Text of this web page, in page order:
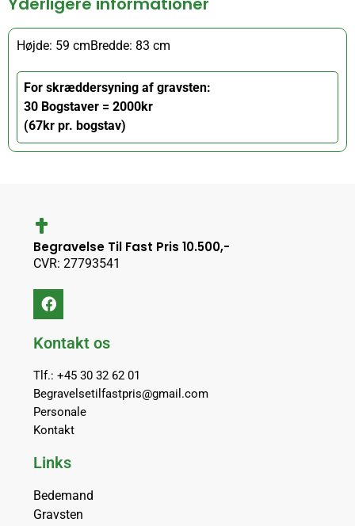
Højde: 59 cmBredde: 83 cm
For skræddersyning af gravsten:
30 Bogstaver = 2000kr
(67kr pr. bogstav)
Begravelse Til Fast Pris 10.500,-
CVR: 27793541
Kontakt os
Tlf.: +45 30 32 62 01
Begravelsetilfastpris@gmail.com
Personale
Kontakt
Links
Bedemand
Gravsten